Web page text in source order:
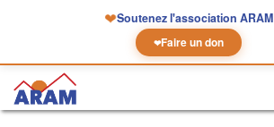
❤Soutenez l'association ARAM
❤Faire un don